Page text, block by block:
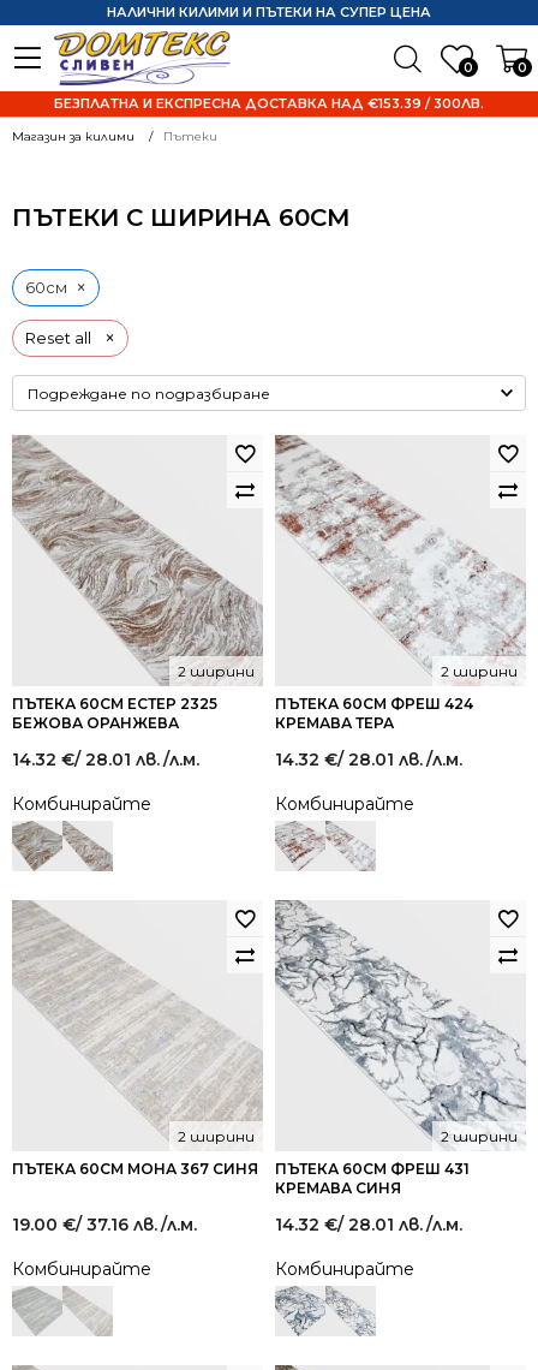
0 0
НАЛИЧНИ КИЛИМИ И ПЪТЕКИ НА СУПЕР ЦЕНА
БЕЗПЛАТНА И ЕКСПРЕСНА ДОСТАВКА НАД €153.39 / 300ЛВ.
Магазин за килими Пътеки
ПЪТЕКИ С ШИРИНА 60СМ
Reset all ×
60см ×
ПЪТЕКА 60СМ ЕСТЕР 2325
БЕЖОВА ОРАНЖЕВА
2 ширини
14.32 €/ 28.01 лв./л.м.
Комбинирайте
ПЪТЕКА 60СМ ФРЕШ 424
КРЕМАВА ТЕРА
2 ширини
14.32 €/ 28.01 лв./л.м.
Комбинирайте
ПЪТЕКА 60СМ МОНА 367 СИНЯ
2 ширини
19.00 €/ 37.16 лв./л.м.
Комбинирайте
ПЪТЕКА 60СМ ФРЕШ 431
КРЕМАВА СИНЯ
2 ширини
14.32 €/ 28.01 лв./л.м.
Комбинирайте